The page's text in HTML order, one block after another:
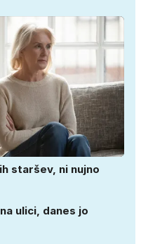
staršev, ni nujno
ulici, danes jo